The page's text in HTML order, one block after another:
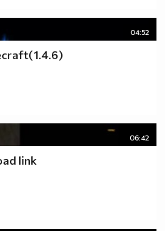
04:52
06:42
link